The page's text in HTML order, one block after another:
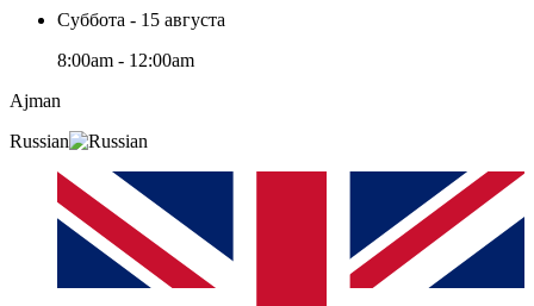
Суббота - 15 августа
8:00am - 12:00am
Ajman
Russian